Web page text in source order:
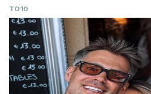
TO10